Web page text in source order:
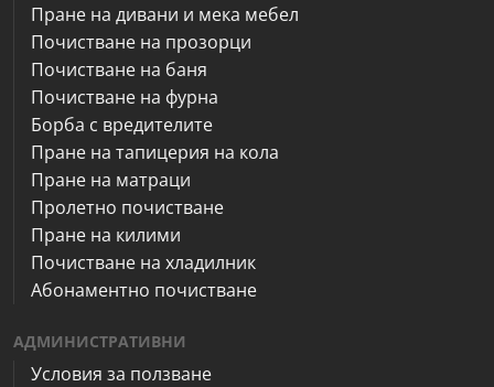
Пране на дивани и мека мебел
Почистване на прозорци
Почистване на баня
Почистване на фурна
Борба с вредителите
Пране на тапицерия на кола
Пране на матраци
Пролетно почистване
Пране на килими
Почистване на хладилник
Абонаментно почистване
АДМИНИСТРАТИВНИ
Условия за ползване